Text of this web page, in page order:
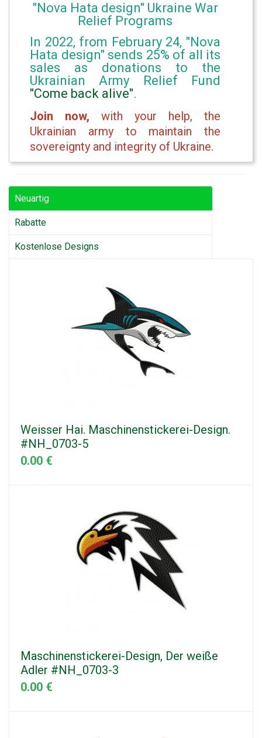
"Nova Hata design" Ukraine War
Relief Programs
In 2022, from February 24, "Nova
Hata design" sends 25% of all its
sales as donations to the
Ukrainian Army Relief Fund
"Come back alive".
Join now, with your help, the
Ukrainian army to maintain the
sovereignty and integrity of Ukraine.
Neuartig
Rabatte
Kostenlose Designs
Weisser Hai. Maschinenstickerei-Design.
#NH_0703-5
0.00 €
Maschinenstickerei-Design, Der weiße
Adler #NH_0703-3
0.00 €